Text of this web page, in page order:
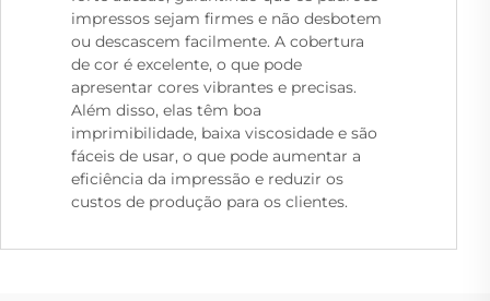
impressos sejam firmes e não desbotem
ou descascem facilmente. A cobertura
de cor é excelente, o que pode
apresentar cores vibrantes e precisas.
Além disso, elas têm boa
imprimibilidade, baixa viscosidade e são
fáceis de usar, o que pode aumentar a
eficiência da impressão e reduzir os
custos de produção para os clientes.